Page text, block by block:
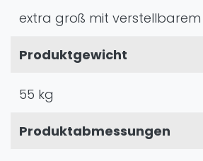
extra groß mit verstellbarem
Produktgewicht
55 kg
Produktabmessungen